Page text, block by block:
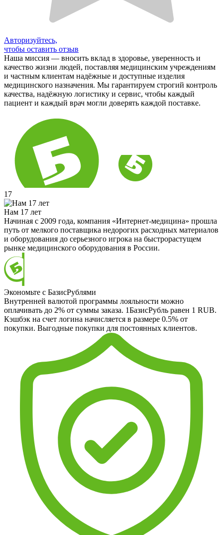
Авторизуйтесь,
чтобы оставить отзыв
Наша миссия — вносить вклад в здоровье, уверенность и
качество жизни людей, поставляя медицинским учреждениям
и частным клиентам надёжные и доступные изделия
медицинского назначения. Мы гарантируем строгий контроль
качества, надёжную логистику и сервис, чтобы каждый
пациент и каждый врач могли доверять каждой поставке.
17
Нам 17 лет
Начиная с 2009 года, компания «Интернет-медицина» прошла
путь от мелкого поставщика недорогих расходных материалов
и оборудования до серьезного игрока на быстрорастущем
рынке медицинского оборудования в России.
Экономьте с БазисРублями
Внутренней валютой программы лояльности можно
оплачивать до 2% от суммы заказа. 1БазисРубль равен 1 RUB.
Кэшбэк на счет логина начисляется в размере 0.5% от
покупки. Выгодные покупки для постоянных клиентов.